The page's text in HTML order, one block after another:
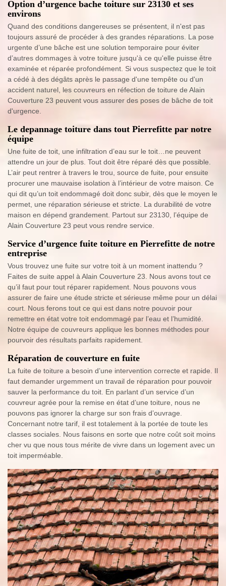
Option d’urgence bache toiture sur 23130 et ses
environs
Quand des conditions dangereuses se présentent, il n'est pas
toujours assuré de procéder à des grandes réparations. La pose
urgente d’une bâche est une solution temporaire pour éviter
d’autres dommages à votre toiture jusqu'à ce qu'elle puisse être
examinée et réparée profondément. Si vous suspectez que le toit
a cédé à des dégâts après le passage d'une tempête ou d'un
accident naturel, les couvreurs en réfection de toiture de Alain
Couverture 23 peuvent vous assurer des poses de bâche de toit
d'urgence.
Le depannage toiture dans tout Pierrefitte par notre
équipe
Une fuite de toit, une infiltration d’eau sur le toit…ne peuvent
attendre un jour de plus. Tout doit être réparé dès que possible.
L’air peut rentrer à travers le trou, source de fuite, pour ensuite
procurer une mauvaise isolation à l’intérieur de votre maison. Ce
qui dit qu’un toit endommagé doit donc subir, dès que le moyen le
permet, une réparation sérieuse et stricte. La durabilité de votre
maison en dépend grandement. Partout sur 23130, l’équipe de
Alain Couverture 23 peut vous rendre service.
Service d’urgence fuite toiture en Pierrefitte de notre
entreprise
Vous trouvez une fuite sur votre toit à un moment inattendu ?
Faites de suite appel à Alain Couverture 23. Nous avons tout ce
qu’il faut pour tout réparer rapidement. Nous pouvons vous
assurer de faire une étude stricte et sérieuse même pour un délai
court. Nous ferons tout ce qui est dans notre pouvoir pour
remettre en état votre toit endommagé par l’eau et l’humidité.
Notre équipe de couvreurs applique les bonnes méthodes pour
pourvoir des résultats parfaits rapidement.
Réparation de couverture en fuite
La fuite de toiture a besoin d’une intervention correcte et rapide. Il
faut demander urgemment un travail de réparation pour pouvoir
sauver la performance du toit. En parlant d’un service d’un
couvreur agrée pour la remise en état d’une toiture, nous ne
pouvons pas ignorer la charge sur son frais d’ouvrage.
Concernant notre tarif, il est totalement à la portée de toute les
classes sociales. Nous faisons en sorte que notre coût soit moins
cher vu que nous tous mérite de vivre dans un logement avec un
toit imperméable.